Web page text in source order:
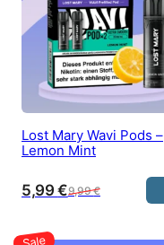
Lost Mary Wavi Pods –
Lemon Mint
9,99€
5,99€